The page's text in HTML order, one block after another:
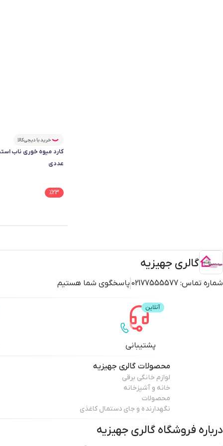
خرید با دیجی‌کالا
عددی
%23
گالری جهیزیه
شماره تماس: 02177555577 پاسخگوی شما هستیم
پشتیبانی
محصولات گالری جهیزیه
لوازم خانگی برقی
خانه و آشپزخانه
محصولات
نگهدارنده و جای دستمال کاغذی
درباره فروشگاه گالری جهیزیه